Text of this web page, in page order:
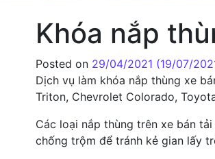
Khóa nắp
Posted on 29/04/2021 (19/07/
Dịch vụ làm khóa nắp thùng xe
Triton, Chevrolet Colorado,
Các loại nắp thùng trên xe bán
chống trộm để tránh kẻ gian lấy